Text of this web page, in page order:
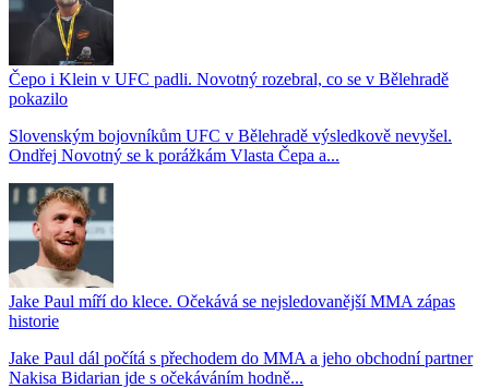
Čepo i Klein v UFC padli. Novotný rozebral, co se v Bělehradě
pokazilo
Slovenským bojovníkům UFC v Bělehradě výsledkově nevyšel.
Ondřej Novotný se k porážkám Vlasta Čepa a...
Jake Paul míří do klece. Očekává se nejsledovanější MMA zápas
historie
Jake Paul dál počítá s přechodem do MMA a jeho obchodní partner
Nakisa Bidarian jde s očekáváním hodně...